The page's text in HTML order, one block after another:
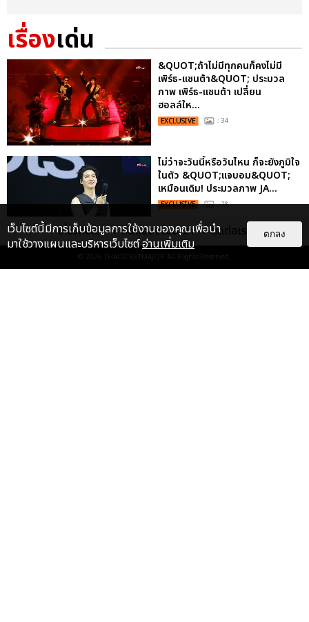
เรื่องเด่น
&QUOT;ถ้าไม่มีทุกคนก็คงไม่มี
เพิร์ธ-แซนต้า&QUOT; ประมวล
ภาพ เพิร์ธ-แซนต้า เปลี่ยน
ฮอลล์ให...
EXCLUSIVE : 34
ไม่ว่าจะวันนี้หรือวันไหน ก็จะยังภูมิใจ
ในตัว &QUOT;แจบอม&QUOT;
เหมือนเดิม! ประมวลภาพ JA...
EXCLUSIVE : 28
ประมวลภาพงาน “มีสติแล้วลูกพีช
PEACH AND ME PREMIERE
เกี่ยวกับเรา ติดต่อลงโฆษณา ติดต่อเรา
© 2026 THAITICKETMAJOR All Rights Reserved.
เว็บไซต์นี้มีการเก็บข้อมูลการใช้งานของคุณเพื่อนำ
มาใช้วางแผนและบริหารเว็บไซต์อ่านเพิ่มเติม
ตกลง